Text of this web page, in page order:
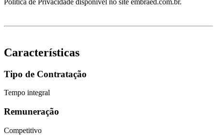
Características
Tipo de Contratação
Tempo integral
Remuneração
Competitivo